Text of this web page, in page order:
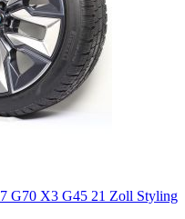
G70 X3 G45 21 Zoll Styling